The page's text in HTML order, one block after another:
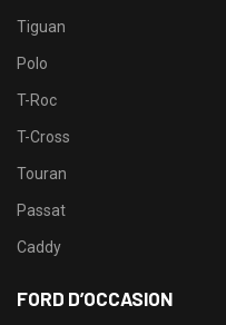
Tiguan
Polo
T-Roc
T-Cross
Touran
Passat
Caddy
FORD D’OCCASION